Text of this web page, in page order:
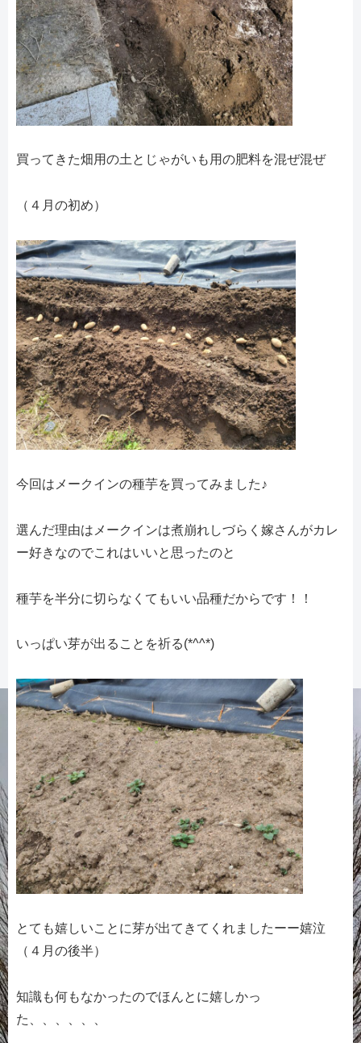
買ってきた畑用の土とじゃがいも用の肥料を混ぜ混ぜ
（４月の初め）
今回はメークインの種芋を買ってみました♪
選んだ理由はメークインは煮崩れしづらく嫁さんがカレ
ー好きなのでこれはいいと思ったのと
種芋を半分に切らなくてもいい品種だからです！！
いっぱい芽が出ることを祈る(*^^*)
とても嬉しいことに芽が出てきてくれましたーー嬉泣
（４月の後半）
知識も何もなかったのでほんとに嬉しかっ
た、、、、、、